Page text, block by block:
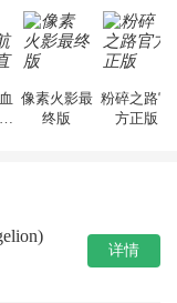
像素火影最
终版
粉碎之路官
方正版
详情